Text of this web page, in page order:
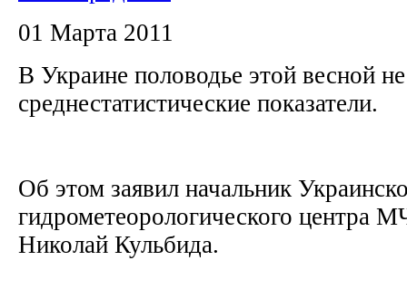
01 Марта 2011
В Украине половодье этой весной
среднестатистические показатели.
Об этом заявил начальник
гидрометеорологического центра
Николай Кульбида.